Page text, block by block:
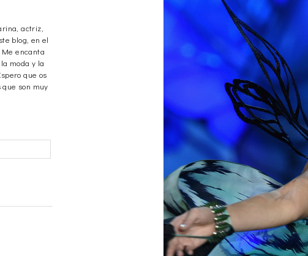
actriz,
blog, en el
encanta
moda y la
que os
son muy